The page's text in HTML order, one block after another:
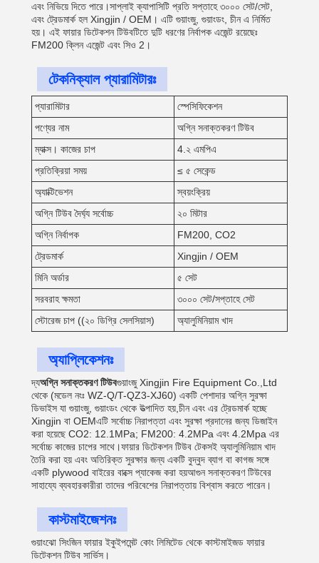
এবং নিভিয়ে দিতে পারে।সাপ্লাই ক্যাপাসিটি প্রতি সপ্তাহে ৩০০০ সেট/সেট,
এবং ট্রেডমার্ক হল Xingjin / OEM। এটি গুয়াংজু, গুয়াংডং, চীন এ নির্মিত
হয়। এই ফায়ার ডিটেকশন টিউবটিতে দুটি ধরণের নির্বাপক এজেন্ট রয়েছেঃ
FM200 ক্লিন এজেন্ট এবং সিও 2।
টেকনিক্যাল প্যারামিটারঃ
প্যারামিটার
স্পেসিফিকেশন
পণ্যের নাম
অগ্নি সনাক্তকরণ টিউব
ম্যাক্স। কাজের চাপ
4.২ এমপিএ
প্রতিক্রিয়া সময়
≤ ৫ সেকেন্ড
অ্যাক্টিভেশন
স্বয়ংক্রিয়
অগ্নি টিউব দৈর্ঘ্য সর্বোচ্চ
২০ মিটার
অগ্নি নির্বাপক
FM200, CO2
ট্রেডমার্ক
Xingjin / OEM
মিনি অর্ডার
৫ সেট
সরবরাহ ক্ষমতা
৩০০০ সেট/সপ্তাহে সেট
স্টোরেজ চাপ ((২০ ডিগ্রি সেলসিয়াস)
অ্যালুমিনিয়াম খাদ
অ্যাপ্লিকেশনঃ
দ্যঅগ্নি সনাক্তকরণ টিউবগুয়াংজু Xingjin Fire Equipment Co.,Ltd
থেকে (মডেল নংঃ WZ-Q/T-QZ3-XJ60) একটি পেশাদার অগ্নি সুরক্ষা
ডিভাইস যা গুয়াংজু, গুয়াংডং থেকে উত্পাদিত হয়,চীন এবং এর ট্রেডমার্ক হচ্ছে
Xingjin বা OEMএটি সর্বোচ্চ নিরাপত্তা এবং সুরক্ষা প্রদানের জন্য ডিজাইন
করা হয়েছে CO2: 12.1MPa; FM200: 4.2MPa এবং 4.2Mpa এর
সর্বোচ্চ কাজের চাপের সাথে।ফায়ার ডিটেকশন টিউব টেকসই অ্যালুমিনিয়াম খাদ
তৈরি করা হয় এবং অতিরিক্ত সুরক্ষার জন্য একটি বুদ্বুদ ব্যাগ বা কাগজ সঙ্গে
একটি plywood বাইরের বাক্সে প্যাকেজ করা হয়আগুন সনাক্তকরণ টিউবের
সাহায্যে ব্যবহারকারীরা তাদের পরিবেশের নিরাপত্তায় বিশ্বাস করতে পারেন।
কাস্টমাইজেশনঃ
গুয়াংঝো সিংজিন ফায়ার ইকুইপমেন্ট কোং লিমিটেড থেকে কাস্টমাইজড ফায়ার
ডিটেকশন টিউব সার্ভিস।